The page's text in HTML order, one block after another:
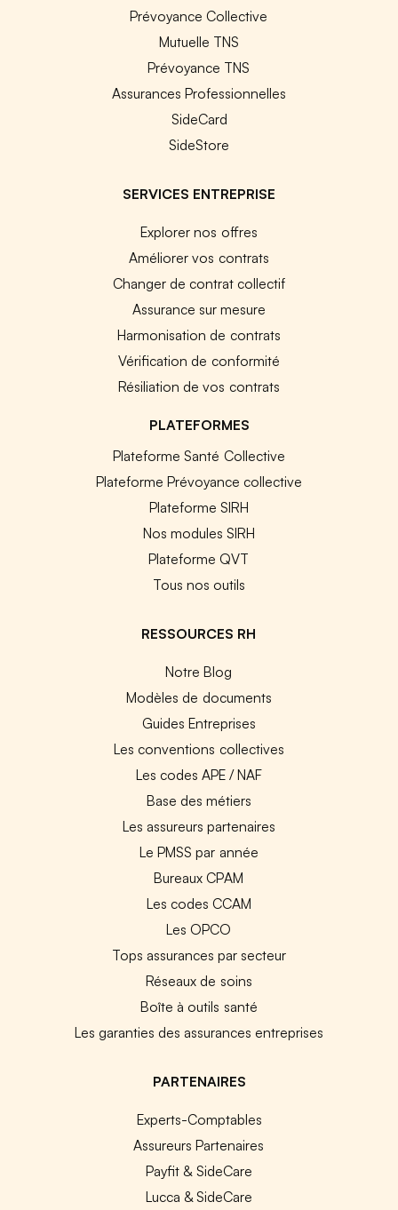
Prévoyance Collective
Mutuelle TNS
Prévoyance TNS
Assurances Professionnelles
SideCard
SideStore
SERVICES ENTREPRISE
Explorer nos offres
Améliorer vos contrats
Changer de contrat collectif
Assurance sur mesure
Harmonisation de contrats
Vérification de conformité
Résiliation de vos contrats
PLATEFORMES
Plateforme Santé Collective
Plateforme Prévoyance collective
Plateforme SIRH
Nos modules SIRH
Plateforme QVT
Tous nos outils
RESSOURCES RH
Notre Blog
Modèles de documents
Guides Entreprises
Les conventions collectives
Les codes APE / NAF
Base des métiers
Les assureurs partenaires
Le PMSS par année
Bureaux CPAM
Les codes CCAM
Les OPCO
Tops assurances par secteur
Réseaux de soins
Boîte à outils santé
Les garanties des assurances entreprises
PARTENAIRES
Experts-Comptables
Assureurs Partenaires
Payfit & SideCare
Lucca & SideCare